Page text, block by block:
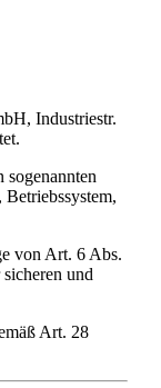
Industriestr.
sogenannten
von Art. 6 Abs.
und
Art. 28